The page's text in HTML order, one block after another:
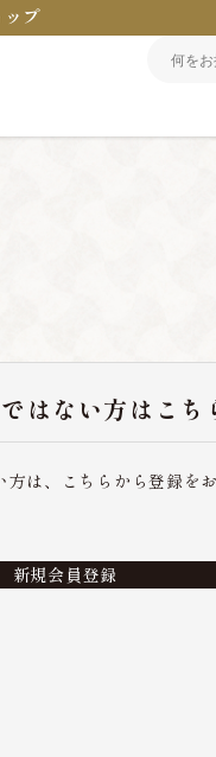
プ
はない方はこち
方は、こちらから登録を
新規会員登録